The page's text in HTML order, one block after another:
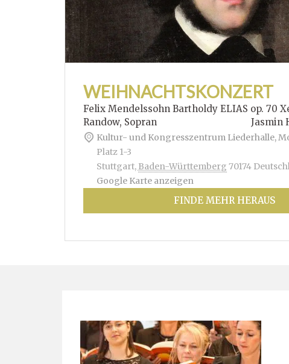
WEIHNACHTSKONZERT
Felix Mendelssohn Bartholdy ELIAS op. 70
Randow, Sopran Jasmin
Kultur- und Kongresszentrum Liederhalle,
Platz 1-3
Stuttgart, Baden-Württemberg 70174
Google Karte anzeigen
FINDE MEHR HERAUS